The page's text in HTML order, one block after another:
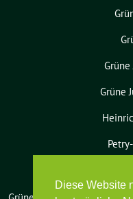
Grüne
Grüne
Diese Website